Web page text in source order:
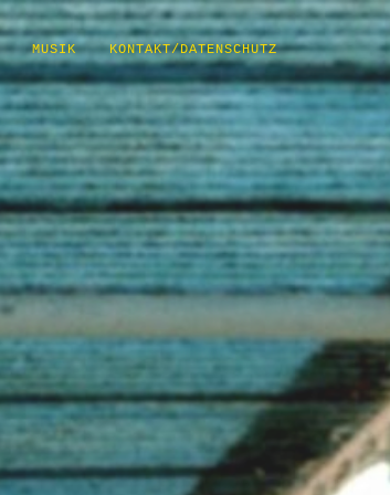
MUSIK KONTAKT/DATENSCHUTZ